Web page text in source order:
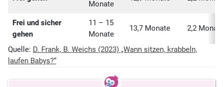
Monate
Frei und sicher
gehen
11 – 15
Monate
13,7 Monate 2,2
Quelle: D. Frank, B. Weichs (2023) „Wann sitzen, krabbeln,
laufen Babys?“